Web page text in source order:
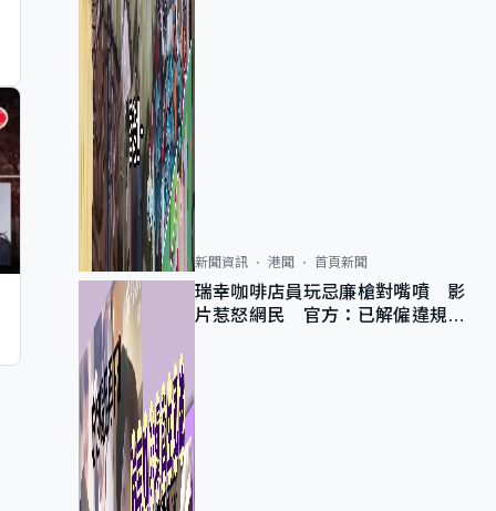
新聞資訊 港聞 首頁新聞
瑞幸咖啡店員玩忌廉槍對嘴噴 影
片惹怒網民 官方：已解僱違規員